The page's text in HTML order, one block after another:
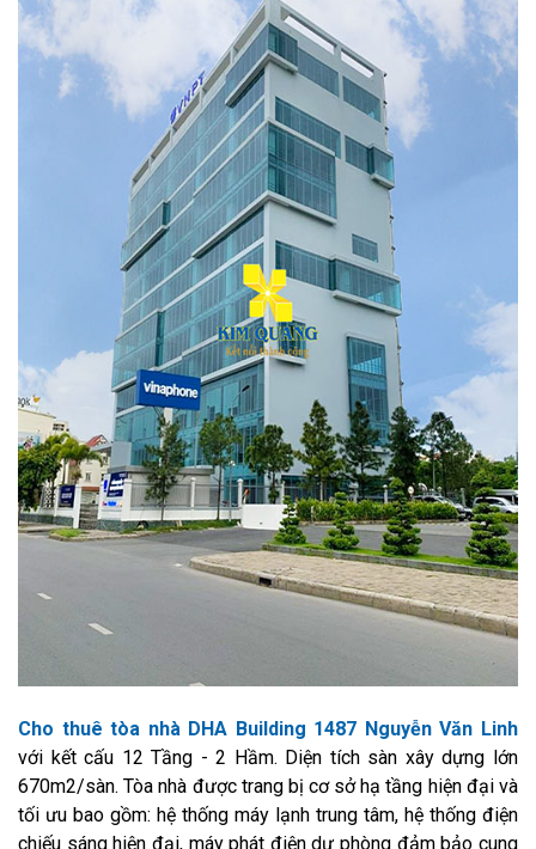
Cho thuê tòa nhà DHA Building 1487 Nguyễn Văn Linh
với kết cấu 12 Tầng - 2 Hầm. Diện tích sàn xây dựng lớn
670m2/sàn. Tòa nhà được trang bị cơ sở hạ tầng hiện đại và
tối ưu bao gồm: hệ thống máy lạnh trung tâm, hệ thống điện
chiếu sáng hiện đại, máy phát điện dự phòng đảm bảo cung